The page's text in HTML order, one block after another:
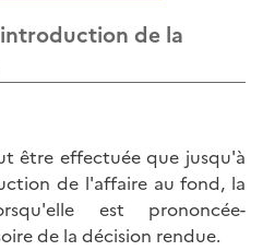
de la
être effectuée que jusqu'à
de l'affaire au fond, la
est prononcée-
de la décision rendue.